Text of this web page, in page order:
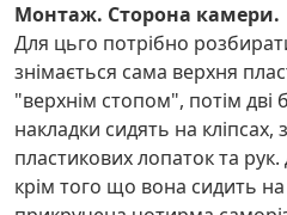
Монтаж. Сторона камери.
Для цьго потрібно
знімається сама верхня
"верхнім стопом", потім дві
накладки сидять на
пластикових лопаток та
крім того що вона сидить